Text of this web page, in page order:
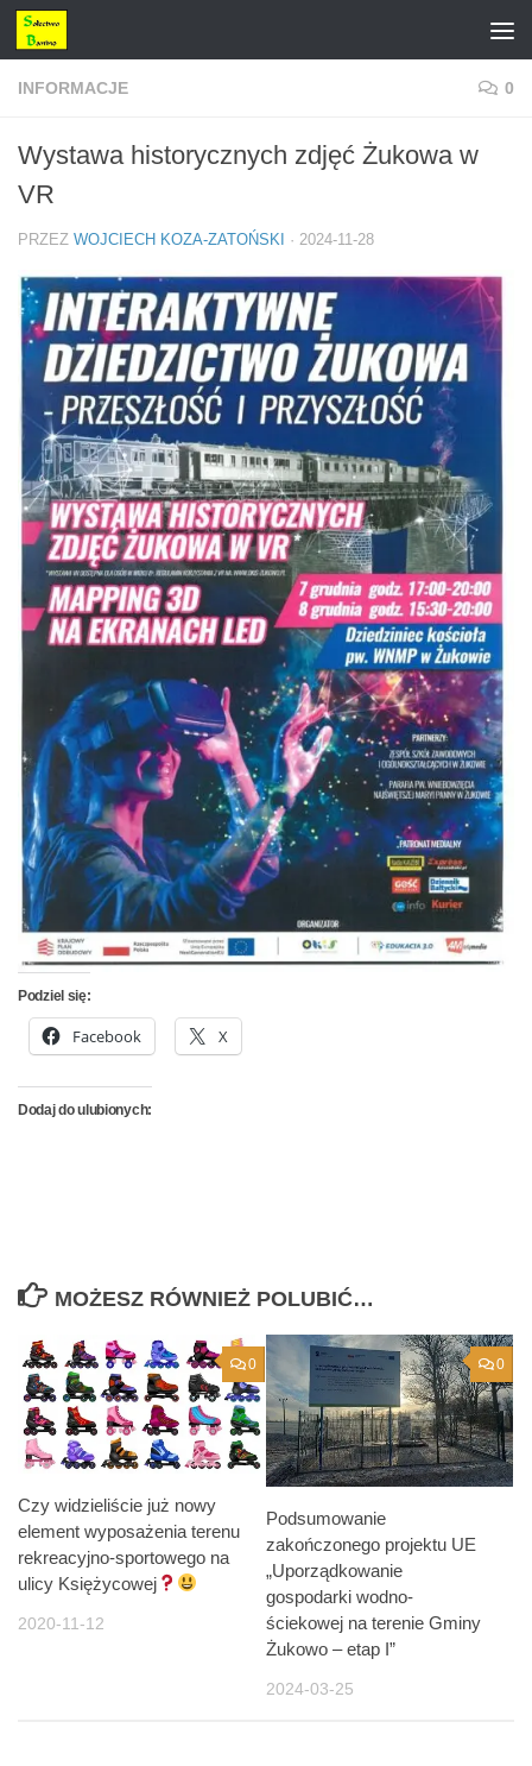
Przejdź do treści
INFORMACJE 0
Wystawa historycznych zdjęć Żukowa w
VR
PRZEZ WOJCIECH KOZA-ZATOŃSKI · 2024-11-28
Podziel się:
Facebook X
Dodaj do ulubionych:
MOŻESZ RÓWNIEŻ POLUBIĆ…
0
Czy widzieliście już nowy
element wyposażenia terenu
rekreacyjno-sportowego na
ulicy Księżycowej
2020-11-12
0
Podsumowanie
zakończonego projektu UE
„Uporządkowanie
gospodarki wodno-
ściekowej na terenie Gminy
Żukowo – etap I”
2024-03-25